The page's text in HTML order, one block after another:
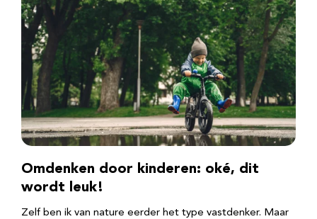
Omdenken door kinderen: oké, dit
wordt leuk!
Zelf ben ik van nature eerder het type vastdenker. Maar